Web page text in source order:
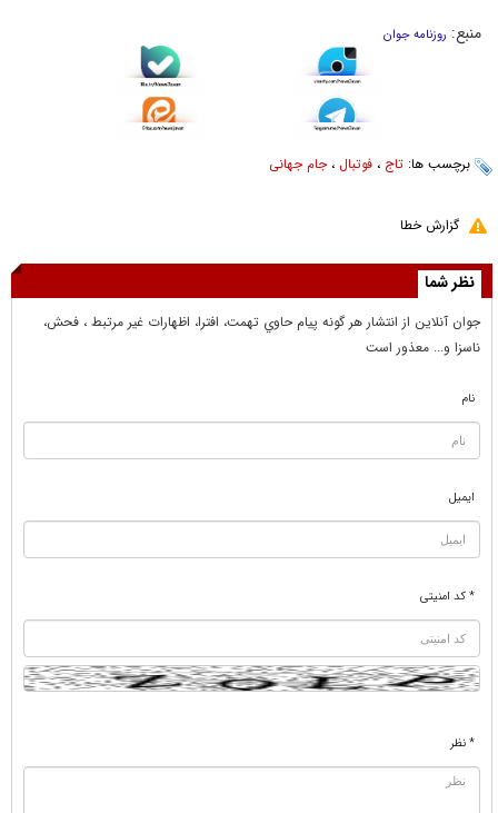
منبع: روزنامه جوان
برچسب ها: تاج ، فوتبال ،جام جهانی
گزارش خطا
نظر شما
جوان آنلاين از انتشار هر گونه پيام حاوي تهمت، افترا، اظهارات غير مرتبط ، فحش،
ناسزا و... معذور است
نام
ایمیل
* کد امنیتی
* نظر